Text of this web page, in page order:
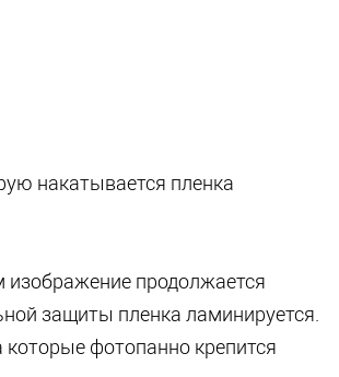
накатывается пленка
продолжается
защиты пленка ламинируется.
фотопанно крепится